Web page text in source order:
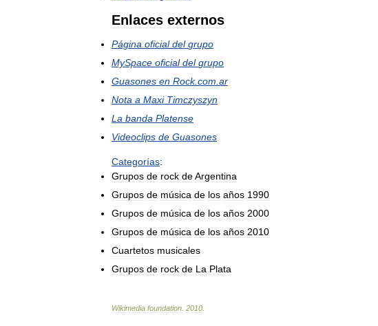
Enlaces externos
Página oficial del grupo
MySpace oficial del grupo
Guasones en Rock.com ar
Nota a Maxi Timczyszyn
La banda Platense
Videoclips de Guasones
Categorías:
Grupos de rock deArgentina
Grupos de música de los años 1990
Grupos de música de los años 2000
Grupos de música de los años 2010
Cuartetos musicales
Grupos de rock de La Plata
Wikimedia foundation 2010